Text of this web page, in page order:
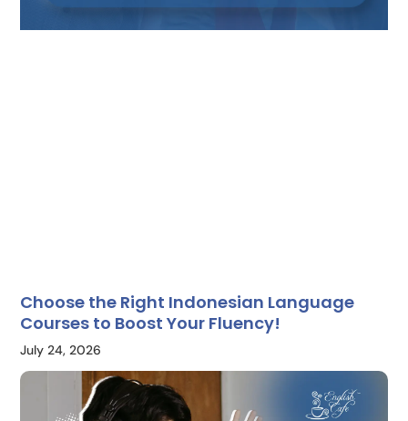
Choose the Right Indonesian Language
Courses to Boost Your Fluency!
July 24, 2026